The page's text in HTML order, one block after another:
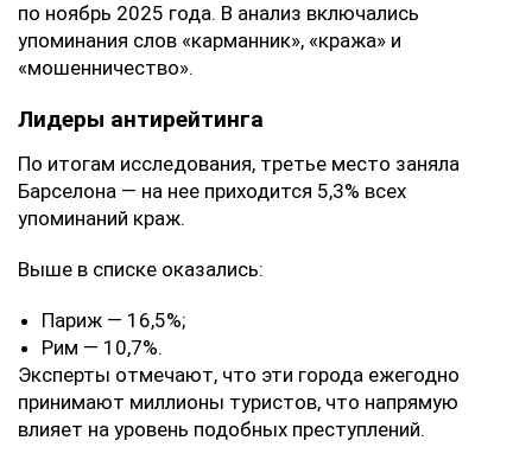
по ноябрь 2025 года. В анализ включались
упоминания слов «карманник», «кража» и
«мошенничество».
Лидеры антирейтинга
По итогам исследования, третье место заняла
Барселона — на нее приходится 5,3% всех
упоминаний краж.
Выше в списке оказались:
Париж — 16,5%;
Рим — 10,7%.
Эксперты отмечают, что эти города ежегодно
принимают миллионы туристов, что напрямую
влияет на уровень подобных преступлений.